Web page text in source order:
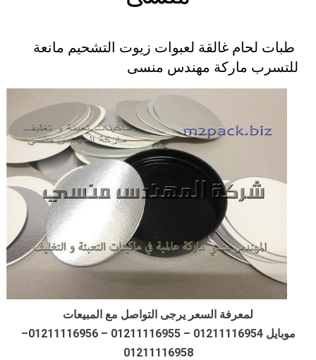
طبات لحام غالقة لعبوات زيوت التشحيم مانعة
للتسرب ماركة مهندس منسى
لمعرفة السعر يرجى التواصل مع المبيعات
موبايل 01211116954 – 01211116955 – 01211116956–
01211116958